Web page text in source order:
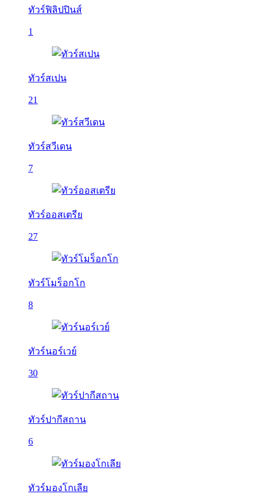
ทัวร์ฟิลิปปินส์
1
ทัวร์สเปน
21
ทัวร์สวีเดน
7
ทัวร์ออสเตรีย
27
ทัวร์โมร็อกโก
8
ทัวร์นอร์เวย์
30
ทัวร์ปากีสถาน
6
ทัวร์มองโกเลีย